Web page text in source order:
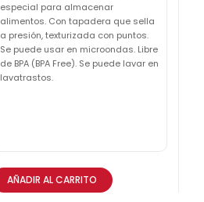
especial para almacenar
alimentos. Con tapadera que sella
a presión, texturizada con puntos.
Se puede usar en microondas. Libre
de BPA (BPA Free). Se puede lavar en
lavatrastos.
AÑADIR AL CARRITO